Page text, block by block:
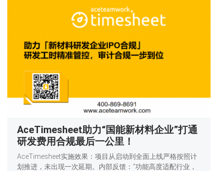
AceTimesheet助力“国能新材料企业”打通
研发费用合规最后一公里！
AceTimesheet实施效果：项目从启动到全面上线严格按照计
划推进，未出现一次延期。内部反馈：“功能高度适配行业，